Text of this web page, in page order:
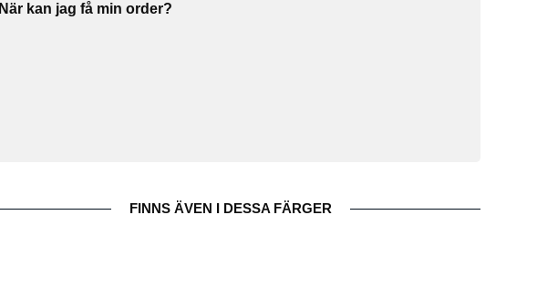
När kan jag få min order?
FINNS ÄVEN I DESSA FÄRGER